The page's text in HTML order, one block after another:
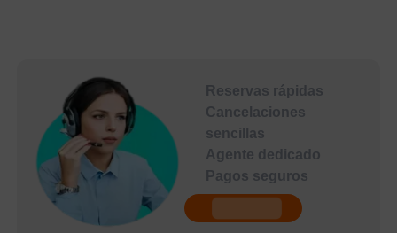
Reservas rápidas
Cancelaciones
sencillas
Agente dedicado
Pagos seguros